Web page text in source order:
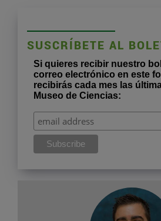
SUSCRÍBETE AL
Si quieres recibir nuestro
correo electrónico en este
recibirás cada mes las
Museo de Ciencias: